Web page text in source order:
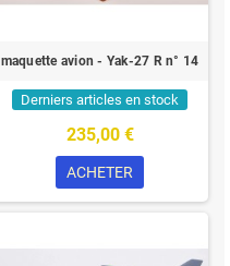
maquette avion - Yak-27 R n° 14
Derniers articles en stock
235,00 €
ACHETER